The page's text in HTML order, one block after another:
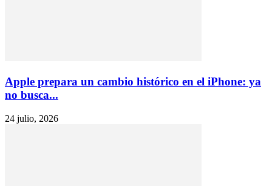
Apple prepara un cambio histórico en el iPhone: ya
no busca...
24 julio, 2026